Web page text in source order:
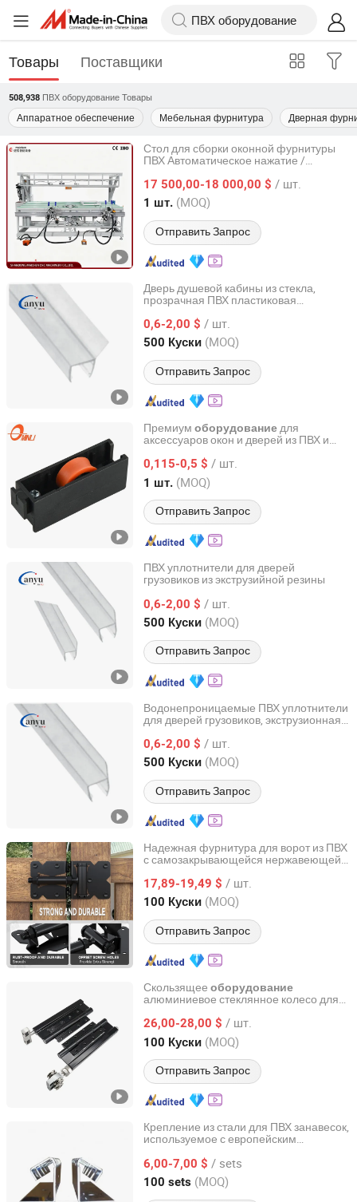
Товары Поставщики
508,938 ПВХ оборудование Товары
Аппаратное обеспечение Мебельная фурнитура Дверная
Стол для сборки оконной фурнитуры
ПВХ Автоматическое нажатие /
паза для фурнитуры
17 500,00-18 000,00 $ / шт.
1 шт. (MOQ)
Отправить Запрос
Jinan Changhong International Co., Ltd.
Shandong, China с 2008
Дверь душевой кабины из стекла,
прозрачная ПВХ пластиковая
фурнитура
0,6-2,00 $ / шт.
500 Куски (MOQ)
Отправить Запрос
Zhaoqing Anyu Technology Co., Ltd
Guangdong, China с 2025
Премиум оборудованиедля
аксессуаров окон и дверей из ПВХ и
0,115-0,5 $ / шт.
1 шт. (MOQ)
Отправить Запрос
NINGBO GUOLI PULLEY MANUFACTURE CO., LTD.
Zhejiang, China с 2004
ПВХ уплотнители для дверей
грузовиков из экструзийной резины
0,6-2,00 $ / шт.
500 Куски (MOQ)
Отправить Запрос
Zhaoqing Anyu Technology Co., Ltd
Guangdong, China с 2025
Водонепроницаемые ПВХ уплотнители
для дверей грузовиков, экструзионная
фурнитура
0,6-2,00 $ / шт.
500 Куски (MOQ)
Отправить Запрос
Zhaoqing Anyu Technology Co., Ltd
Guangdong, China с 2025
Надежная фурнитура для ворот из ПВХ
с самозакрывающейся нержавеющей
17,89-19,49 $ / шт.
100 Куски (MOQ)
Отправить Запрос
Hangzhou Jiansen Hardware Co., Ltd.
Zhejiang, China с 2022
Скользящее оборудование
алюминиевое стеклянное колесо для
26,00-28,00 $ / шт.
100 Куски (MOQ)
Отправить Запрос
Ganzhou Jinliwang Technology Co., Ltd
Jiangxi, China с 2025
Крепление из стали для ПВХ занавесок,
используемое с европейским
6,00-7,00 $ / sets
100 sets (MOQ)
Henan Xieren Safety Screens Co., Ltd.
Henan, China с 2016